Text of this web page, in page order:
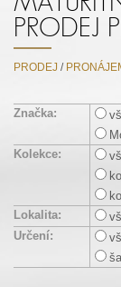
PRODEJ
PRODEJ /
Značka:
Kolekce:
Lokalita:
Určení: